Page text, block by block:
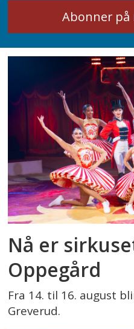
Nå er
Oppegård
Fra 14. til 16. august
Greverud.